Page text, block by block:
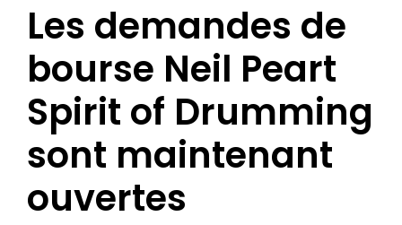
Les demandes de
bourse Neil Peart
Spirit of Drumming
sont maintenant
ouvertes